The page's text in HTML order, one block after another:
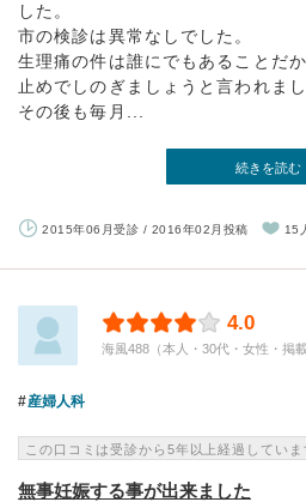
した。
市の検診は異常なしでした。
生理痛の件は誰にでもあることだ
止めでしのぎましょうと言われまし
その後も毎月...
続きを読む
2015年06月受診 / 2016年02月投稿 15
4.0
海風488（本人・30代・女性・掲
産婦人科
この口コミは受診から5年以上経過していま
無事妊娠する事が出来ました